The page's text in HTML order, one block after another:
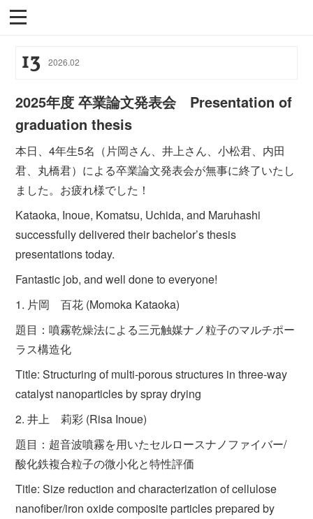
13 2026.02
2025年度 卒業論文発表会 Presentation of
graduation thesis
本日、4年生5名（片岡さん、井上さん、小松君、内田
君、丸橋君）による卒業論文発表会が無事に終了いたし
ました。お疲れ様でした！
Kataoka, Inoue, Komatsu, Uchida, and Maruhashi
successfully delivered their bachelor’s thesis
presentations today.
Fantastic job, and well done to everyone!
1. 片岡 百花 (Momoka Kataoka)
題目：噴霧乾燥法による三元触媒ナノ粒子のマルチポー
ラス構造化
Title: Structuring of multi-porous structures in three-way
catalyst nanoparticles by spray drying
2. 井上 莉彩 (Risa Inoue)
題目：超音波噴霧を用いたセルロースナノファイバー/
酸化鉄複合粒子の微小化と特性評価
Title: Size reduction and characterization of cellulose
nanofiber/iron oxide composite particles prepared by